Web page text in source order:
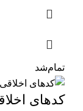
تمام‌شد
کدهای